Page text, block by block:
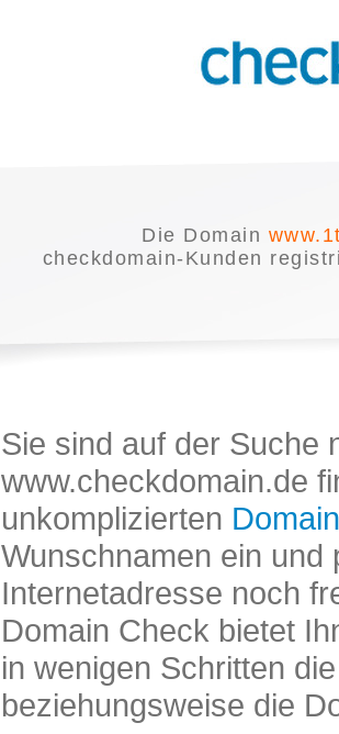
Die Domain
checkdomain-Kunden
Sie sind auf der Suche
www.checkdomain.de
unkomplizierten
Wunschnamen ein und
Internetadresse noch
Domain Check bietet
in wenigen Schritten
beziehungsweise die